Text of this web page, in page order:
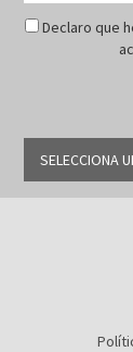
Declaro que
SELECCIONA